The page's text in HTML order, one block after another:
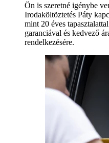
Ön is szeretné igénybe
Irodaköltöztetés Páty
mint 20 éves
garanciával és kedvező
rendelkezésére.